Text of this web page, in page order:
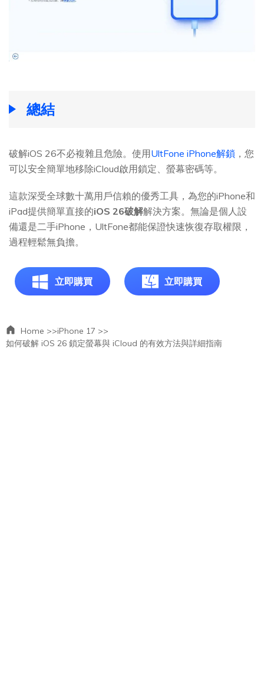
總結
破解iOS 26不必複雜且危險。使用UltFone iPhone解鎖 ，您
可以安全簡單地移除iCloud啟用鎖定、螢幕密碼等。
這款深受全球數十萬用戶信賴的優秀工具，為您的iPhone和
iPad提供簡單直接的iOS 26破解解決方案。無論是個人設
備還是二手iPhone，UltFone都能保證快速恢復存取權限，
過程輕鬆無負擔。
立即購買 立即購買
Home >>iPhone 17 >>
如何破解 iOS 26 鎖定螢幕與 iCloud 的有效方法與詳細指南